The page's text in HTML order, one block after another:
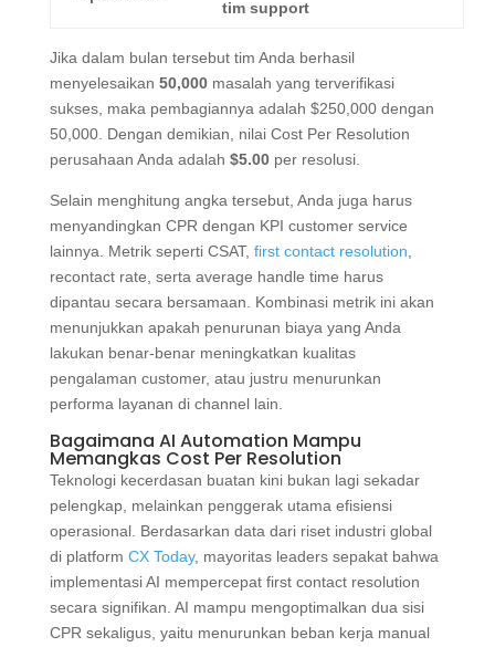
tim support
Jika dalam bulan tersebut tim Anda berhasil
menyelesaikan 50,000masalah yang terverifikasi
sukses, maka pembagiannya adalah $250,000 dengan
50,000. Dengan demikian, nilai Cost Per Resolution
perusahaan Anda adalah $5.00per resolusi.
Selain menghitung angka tersebut, Anda juga harus
menyandingkan CPR dengan KPI customer service
lainnya. Metrik seperti CSAT, first contact resolution
recontact rate, serta average handle time harus
dipantau secara bersamaan. Kombinasi metrik ini akan
menunjukkan apakah penurunan biaya yang Anda
lakukan benar-benar meningkatkan kualitas
pengalaman customer, atau justru menurunkan
performa layanan di channel lain.
Bagaimana AI Automation Mampu
Memangkas Cost Per Resolution
Teknologi kecerdasan buatan kini bukan lagi sekadar
pelengkap, melainkan penggerak utama efisiensi
operasional. Berdasarkan data dari riset industri global
di platform CX Today, mayoritas leaders sepakat bahwa
implementasi AI mempercepat first contact resolution
secara signifikan. AI mampu mengoptimalkan dua sisi
CPR sekaligus, yaitu menurunkan beban kerja manual